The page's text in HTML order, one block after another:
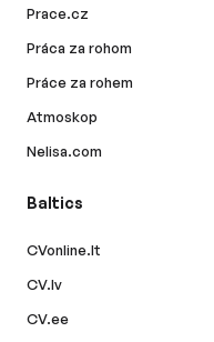
Prace.cz
Práca za rohom
Práce za rohem
Atmoskop
Nelisa.com
Baltics
CVonline.lt
CV.lv
CV.ee